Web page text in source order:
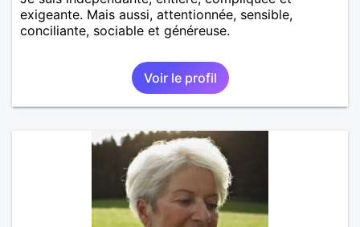
exigeante. Mais aussi, attentionnée, sensible,
conciliante, sociable et généreuse.
Voir le profil